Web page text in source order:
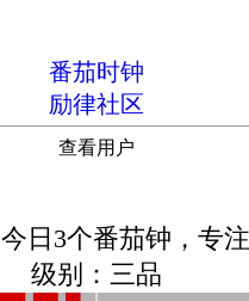
番茄时钟
励律社区
查看用户
今日3个番茄钟，专
级别：三品